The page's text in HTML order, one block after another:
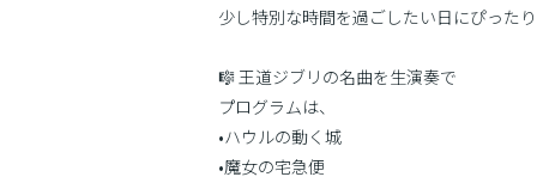
少し特別な時間を過ごしたい日にぴった
🎼 王道ジブリの名曲を生演奏で
プログラムは、
•ハウルの動く城
•魔女の宅急便